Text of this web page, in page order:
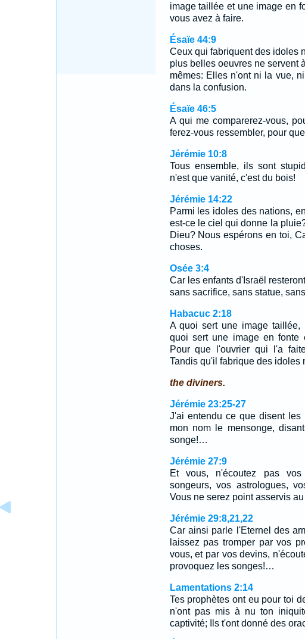
image taillée et une image en
vous avez à faire.
Ésaïe 44:9
Ceux qui fabriquent des idoles
plus belles oeuvres ne servent
mêmes: Elles n'ont ni la vue,
dans la confusion.
Ésaïe 46:5
A qui me comparerez-vous,
ferez-vous ressembler, pour
Jérémie 10:8
Tous ensemble, ils sont
n'est que vanité, c'est du bois!
Jérémie 14:22
Parmi les idoles des nations,
est-ce le ciel qui donne la
Dieu? Nous espérons en toi,
choses.
Osée 3:4
Car les enfants d'Israël
sans sacrifice, sans statue,
Habacuc 2:18
A quoi sert une image
quoi sert une image en fonte
Pour que l'ouvrier qui l'a
Tandis qu'il fabrique des idoles
the diviners.
Jérémie 23:25-27
J'ai entendu ce que disent les
mon nom le mensonge,
songe!…
Jérémie 27:9
Et vous, n'écoutez pas
songeurs, vos astrologues,
Vous ne serez point asservis
Jérémie 29:8,21,22
Car ainsi parle l'Eternel des
laissez pas tromper par vos
vous, et par vos devins,
provoquez les songes!…
Lamentations 2:14
Tes prophètes ont eu pour toi
n'ont pas mis à nu ton
captivité; Ils t'ont donné des